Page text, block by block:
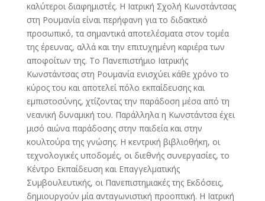
καλύτεροι διαφημιστές. Η Ιατρική Σχολή Κωνστάντσας
στη Ρουμανία είναι περήφανη για το διδακτικό
προσωπικό, τα σημαντικά αποτελέσματα στον τομέα
της έρευνας, αλλά και την επιτυχημένη καριέρα των
αποφοίτων της. Το Πανεπιστήμιο Ιατρικής
Κωνστάντσας στη Ρουμανία ενισχύει κάθε χρόνο το
κύρος του και αποτελεί πόλο εκπαίδευσης και
εμπιστοσύνης, χτίζοντας την παράδοση μέσα από τη
νεανική δυναμική του. Παράλληλα η Κωνστάντσα έχει
μισό αιώνα παράδοσης στην παιδεία και στην
κουλτούρα της γνώσης. Η κεντρική βιβλιοθήκη, οι
τεχνολογικές υποδομές, οι διεθνής συνεργασίες, το
Κέντρο Εκπαίδευση και Επαγγελματικής
Συμβουλευτικής, οι Πανεπιστημιακές της Εκδόσεις,
δημιουργούν μία ανταγωνιστική προοπτική. Η Ιατρική